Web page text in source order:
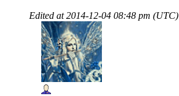
Edited at2014-12-04 08:48 pm (UTC)